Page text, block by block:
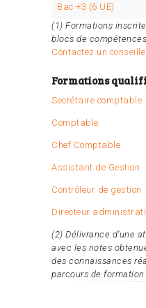
Bac +3 (6 UE)
(1) Formations
blocs de
Contactez un
Formations
Secrétaire comptable
Comptable
Chef Comptable
Assistant de Gestion
Contrôleur de gestion
Directeur
(2) Délivrance d’une
avec les notes
des connaissances
parcours de formation